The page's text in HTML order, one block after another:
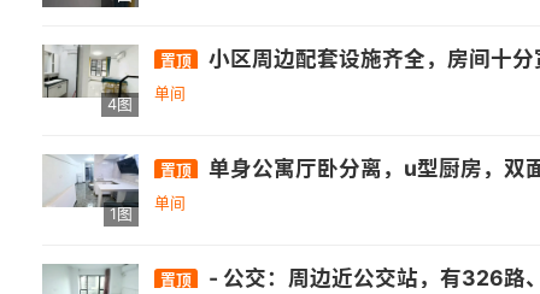
4图
置顶 小区周边配套设施齐全，房间十分宽敞，墙面色调
单间
1图
置顶 单身公寓厅卧分离，u型厨房，双
单间
置顶 - 公交：周边近公交站，有326路、82路、151路等多条公交线路经过.- 医疗：有南屿镇卫生所、省立医院金山分院等. - 商业：自带万达综合体，还有正荣财